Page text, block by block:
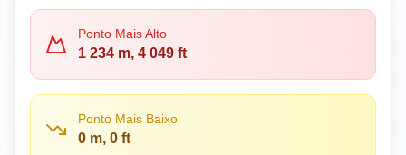
Ponto Mais Alto
1 234 m, 4 049 ft
Ponto Mais Baixo
0 m, 0 ft